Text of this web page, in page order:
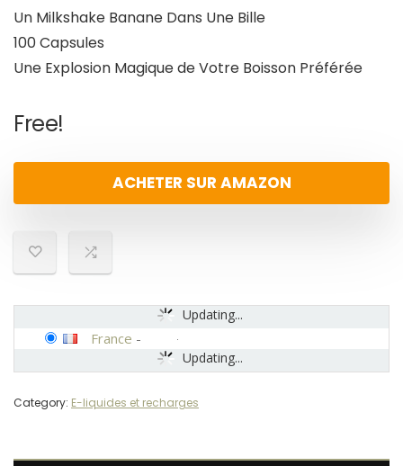
Un Milkshake Banane Dans Une Bille
100 Capsules
Une Explosion Magique de Votre Boisson Préférée
Free!
ACHETER SUR AMAZON
Updating...
Updating...
France -
Category: E-liquides et recharges